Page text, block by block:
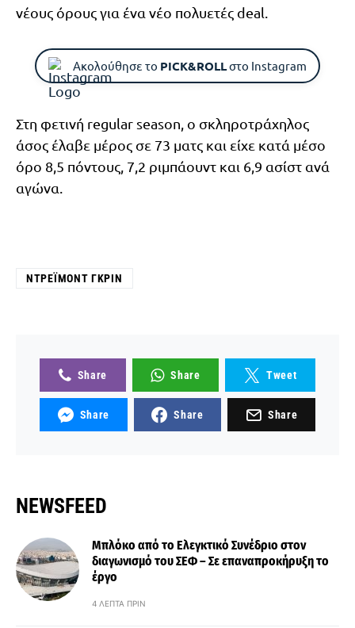
νέους όρους για ένα νέο πολυετές deal.
Ακολούθησε το PICK&ROLLστο Instagram
Στη φετινή regular season, o σκληροτράχηλος
άσος έλαβε μέρος σε 73 ματς και είχε κατά μέσο
όρο 8,5 πόντους, 7,2 ριμπάουντ και 6,9 ασίστ ανά
αγώνα.
ΝΤΡΈΙΜΟΝΤ ΓΚΡΙΝ
Share Share Tweet
Share Share Share
NEWSFEED
Μπλόκο από το Ελεγκτικό Συνέδριο στον
διαγωνισμό του ΣΕΦ – Σε επαναπροκήρυξη το
έργο
4 ΛΕΠΤΆ ΠΡΙΝ